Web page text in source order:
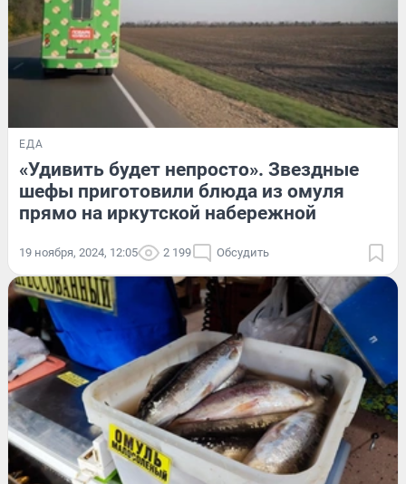
ЕДА
«Удивить будет непросто». Звездные
шефы приготовили блюда из омуля
прямо на иркутской набережной
19 ноября, 2024, 12:05 2 199 Обсудить